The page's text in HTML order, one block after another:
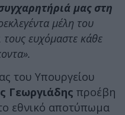
μας στη
μέλη του
τους ευχόμαστε κάθε
του Υπουργείου
Γεωργιάδης προέβη
εθνικό αποτύπωμα